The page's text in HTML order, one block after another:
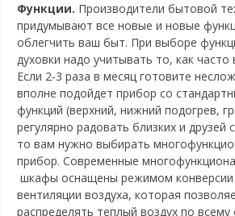
Функции. Производители бытовой
придумывают все новые и новые
облегчить ваш быт. При выборе
духовки надо учитывать то, как
Если 2-3 раза в месяц готовите
вполне подойдет прибор со
функций (верхний, нижний подогрев,
регулярно радовать близких и
то вам нужно выбирать
прибор. Современные
шкафы оснащены режимом конверсии
вентиляции воздуха, которая
распределять теплый воздух по